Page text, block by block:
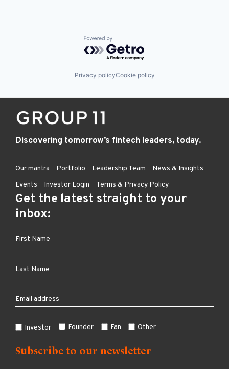
Powered by Getro.com
Privacy policyCookie policy
Discovering tomorrow’s fintech leaders, today.
Our mantra Portfolio Leadership Team
News & Insights
Events
Investor Login Terms & Privacy Policy
Get the latest straight to your
inbox:
Investor Founder Fan Other